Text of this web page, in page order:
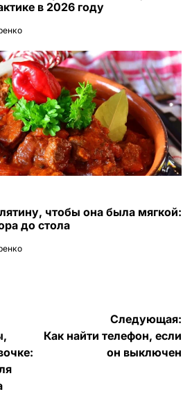
в 2026 году
чтобы она была мягкой:
до стола
Следующая:
Как найти телефон, если
он выключен